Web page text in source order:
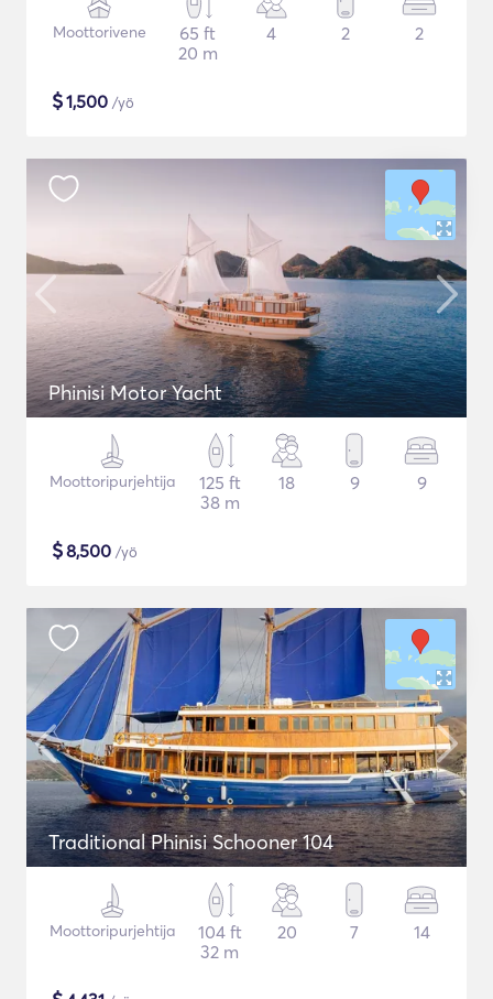
Moottorivene
65 ft
20 m
4 2 2
$1,500 /yö
Phinisi Motor Yacht
Moottoripurjehtija
125 ft
38 m
18 9 9
$8,500 /yö
Traditional Phinisi Schooner 104
Moottoripurjehtija
104 ft
32 m
20 7 14